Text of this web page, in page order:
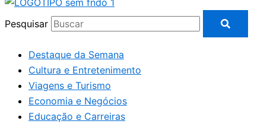
Pesquisar
Destaque da Semana
Cultura e Entretenimento
Viagens e Turismo
Economia e Negócios
Educação e Carreiras